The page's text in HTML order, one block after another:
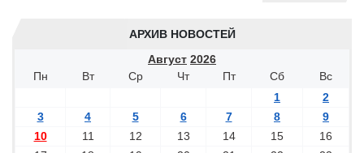
АРХИВ НОВОСТЕЙ
Август 2026
Пн
Вт Ср Чт Пт Сб
Вс
1
2
3
4 5 6 7 8
9
10
11 12 13 14 15
16